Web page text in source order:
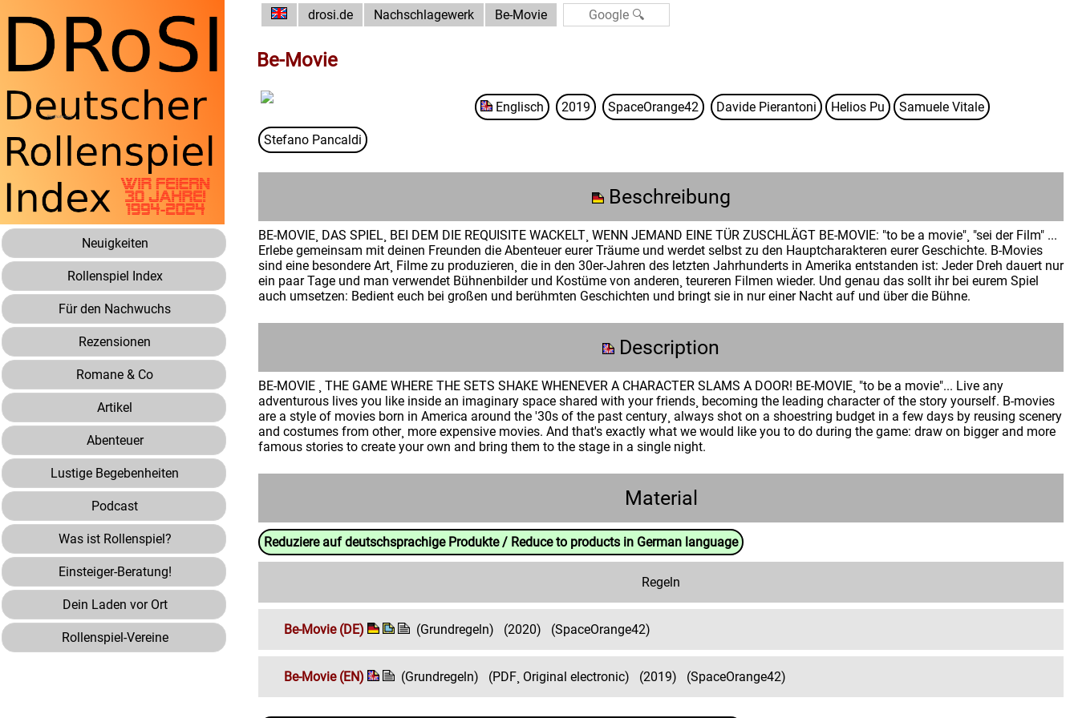
Neuigkeiten
Rollenspiel Index
Für den Nachwuchs
Rezensionen
Romane & Co
Artikel
Abenteuer
Lustige Begebenheiten
Podcast
Was ist Rollenspiel?
Einsteiger-Beratung!
Dein Laden vor Ort
Rollenspiel-Vereine
drosi.de Nachschlagewerk Be-Movie
Be-Movie
Englisch 2019 SpaceOrange42 Davide Pierantoni Helios Pu Samuele Vitale
Stefano Pancaldi
Beschreibung
BE-MOVIE¸ DAS SPIEL¸ BEI DEM DIE REQUISITE WACKELT¸ WENN JEMAND EINE TÜR ZUSCHLÄGT BE-MOVIE: "to be a movie"¸ "sei der Film" ...
Erlebe gemeinsam mit deinen Freunden die Abenteuer eurer Träume und werdet selbst zu den Hauptcharakteren eurer Geschichte. B-Movies
sind eine besondere Art¸ Filme zu produzieren¸ die in den 30er-Jahren des letzten Jahrhunderts in Amerika entstanden ist: Jeder Dreh dauert nur
ein paar Tage und man verwendet Bühnenbilder und Kostüme von anderen¸ teureren Filmen wieder. Und genau das sollt ihr bei eurem Spiel
auch umsetzen: Bedient euch bei großen und berühmten Geschichten und bringt sie in nur einer Nacht auf und über die Bühne.
Description
BE-MOVIE ¸ THE GAME WHERE THE SETS SHAKE WHENEVER A CHARACTER SLAMS A DOOR! BE-MOVIE¸ "to be a movie"... Live any
adventurous lives you like inside an imaginary space shared with your friends¸ becoming the leading character of the story yourself. B-movies
are a style of movies born in America around the '30s of the past century¸ always shot on a shoestring budget in a few days by reusing scenery
and costumes from other¸ more expensive movies. And that's exactly what we would like you to do during the game: draw on bigger and more
famous stories to create your own and bring them to the stage in a single night.
Material
Reduziere auf deutschsprachige Produkte / Reduce to products in German language
Regeln
Be-Movie (DE) (Grundregeln) (2020) (SpaceOrange42)
Be-Movie (EN) (Grundregeln) (PDF¸ Original electronic) (2019) (SpaceOrange42)